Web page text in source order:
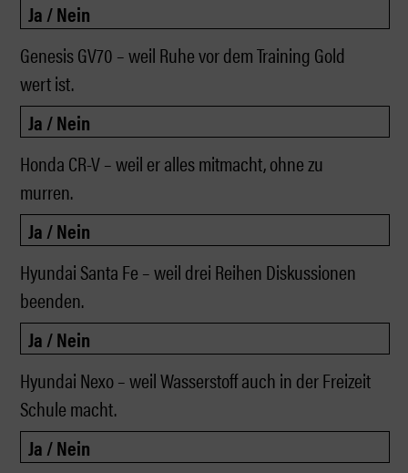
Genesis GV70 – weil Ruhe vor dem Training Gold
wert ist.
Honda CR-V – weil er alles mitmacht, ohne zu
murren.
Hyundai Santa Fe – weil drei Reihen Diskussionen
beenden.
Hyundai Nexo – weil Wasserstoff auch in der Freizeit
Schule macht.